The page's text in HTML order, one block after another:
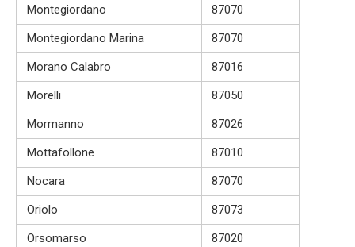
Montegiordano
87070
Montegiordano Marina
87070
Morano Calabro
87016
Morelli
87050
Mormanno
87026
Mottafollone
87010
Nocara
87070
Oriolo
87073
Orsomarso
87020